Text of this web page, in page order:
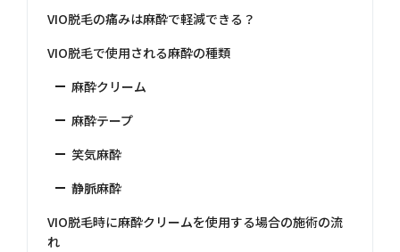
VIO脱毛の痛みは麻酔で軽減できる？
VIO脱毛で使用される麻酔の種類
麻酔クリーム
麻酔テープ
笑気麻酔
静脈麻酔
VIO脱毛時に麻酔クリームを使用する場合の施術の流
れ